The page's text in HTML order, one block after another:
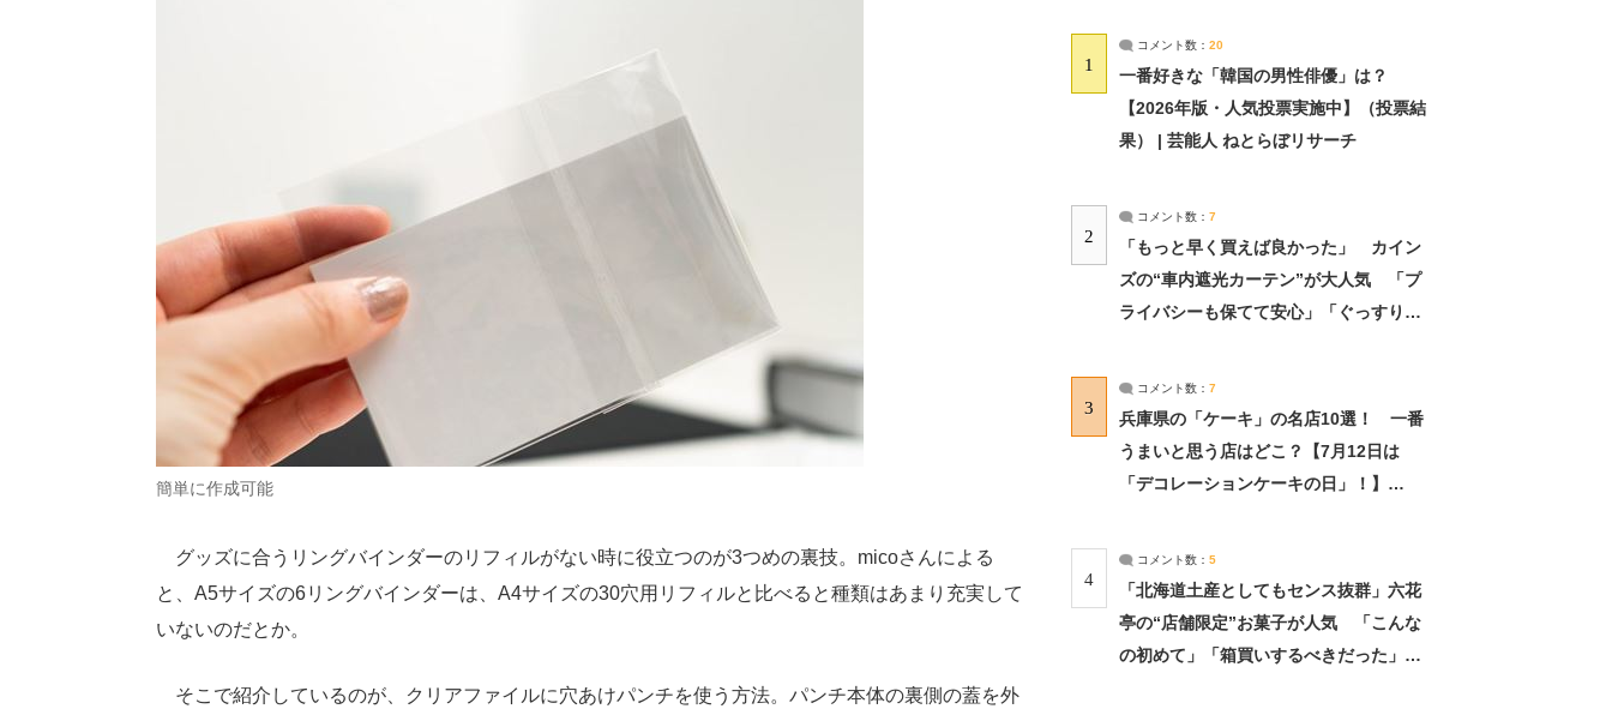
簡単に作成可能
グッズに合うリングバインダーのリフィルがない時に役立つのが3つめの裏技。micoさんによる
と、A5サイズの6リングバインダーは、A4サイズの30穴用リフィルと比べると種類はあまり充実して
いないのだとか。
そこで紹介しているのが、クリアファイルに穴あけパンチを使う方法。パンチ本体の裏側の蓋を外
1
コメント数： 20
一番好きな「韓国の男性俳優」は？
【2026年版・人気投票実施中】（投票結
果） | 芸能人 ねとらぼリサーチ
2
コメント数： 7
「もっと早く買えば良かった」 カイン
ズの“車内遮光カーテン”が大人気 「プ
ライバシーも保てて安心」「ぐっすり眠
3
コメント数： 7
兵庫県の「ケーキ」の名店10選！ 一番
うまいと思う店はどこ？【7月12日は
「デコレーションケーキの日」！】
4
コメント数： 5
「北海道土産としてもセンス抜群」六花
亭の“店舗限定”お菓子が人気 「こんな
の初めて」「箱買いするべきだった」